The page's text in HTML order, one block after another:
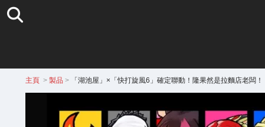
主頁 > 製品 > 「湖池屋」×「快打旋風6」確定聯動！隆果然是拉麵店老闆！